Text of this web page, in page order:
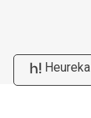
Heureka